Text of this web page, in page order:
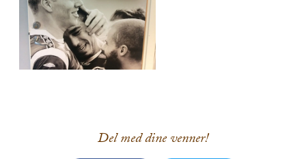
Del med dine venner!